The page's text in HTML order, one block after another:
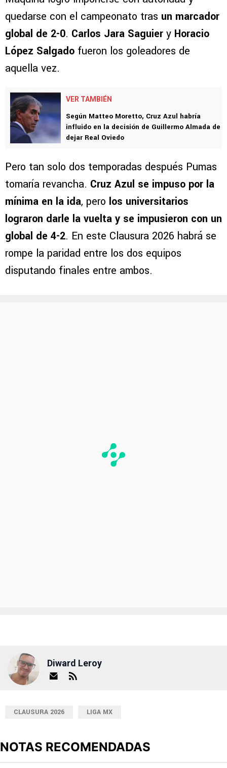
quedarse con el campeonato tras un marcador
global de 2-0. Carlos Jara Saguier y Horacio
López Salgado fueron los goleadores de
aquella vez.
VER TAMBIÉN
Según Matteo Moretto, Cruz Azul habría
influido en la decisión de Guillermo Almada de
dejar Real Oviedo
Pero tan solo dos temporadas después Pumas
tomaría revancha. Cruz Azul se impuso por la
mínima en la ida, pero los universitarios
lograron darle la vuelta y se impusieron con un
global de 4-2. En este Clausura 2026 habrá se
rompe la paridad entre los dos equipos
disputando finales entre ambos.
Diward Leroy
CLAUSURA 2026 LIGA MX
NOTAS RECOMENDADAS